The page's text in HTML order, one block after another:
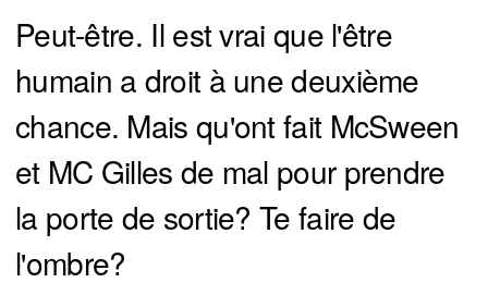
Peut-être. Il est vrai que l'être
humain a droit à une deuxième
chance. Mais qu'ont fait McSween
et MC Gilles de mal pour prendre
la porte de sortie? Te faire de
l'ombre?